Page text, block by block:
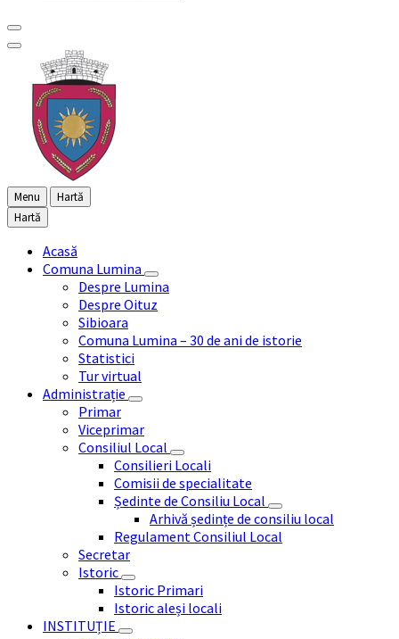
Menu
Hartă
Hartă
Acasă
Comuna Lumina
Despre Lumina
Despre Oituz
Sibioara
Comuna Lumina – 30 de ani de istorie
Statistici
Tur virtual
Administrație
Primar
Viceprimar
Consiliul Local
Consilieri Locali
Comisii de specialitate
Ședinte de Consiliu Local
Arhivă ședințe de consiliu local
Regulament Consiliul Local
Secretar
Istoric
Istoric Primari
Istoric aleși locali
INSTITUȚIE